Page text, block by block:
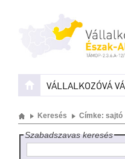
VÁLLALKOZÓVÁ
Keresés Címke: sajtó
Szabadszavas keresés